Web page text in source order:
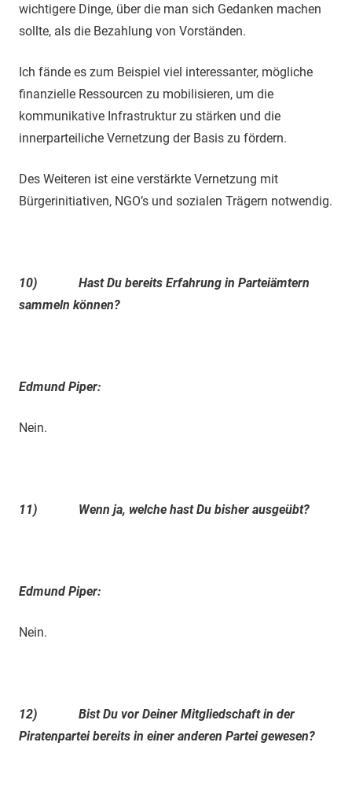
wichtigere Dinge, über die man sich Gedanken machen
sollte, als die Bezahlung von Vorständen.
Ich fände es zum Beispiel viel interessanter, mögliche
finanzielle Ressourcen zu mobilisieren, um die
kommunikative Infrastruktur zu stärken und die
innerparteiliche Vernetzung der Basis zu fördern.
Des Weiteren ist eine verstärkte Vernetzung mit
Bürgerinitiativen, NGO’s und sozialen Trägern notwendig.
10) Hast Du bereits Erfahrung in Parteiämtern
sammeln können?
Edmund Piper:
Nein.
11) Wenn ja, welche hast Du bisher ausgeübt?
Edmund Piper:
Nein.
12) Bist Du vor Deiner Mitgliedschaft in der
Piratenpartei bereits in einer anderen Partei gewesen?